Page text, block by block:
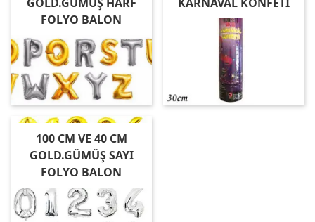
GOLD.GÜMÜŞ HARF
FOLYO BALON
KARNAVAL KONFETİ
100 CM VE 40 CM
GOLD.GÜMÜŞ SAYI
FOLYO BALON